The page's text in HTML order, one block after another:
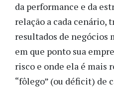
da performance e da
relação a cada cenário,
resultados de negócios
em que ponto sua
risco e onde ela é mais
“fôlego” (ou déficit) de